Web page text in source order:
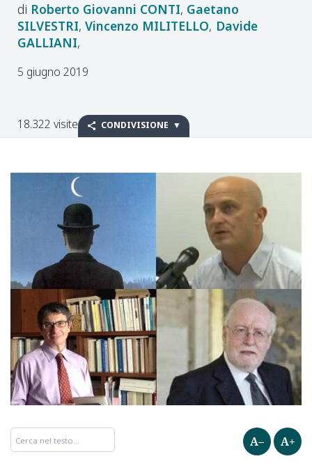
Roberto Giovanni CONTI Gaetano
SILVESTRI Vincenzo MILITELLO Davide
GALLIANI
5 giugno 2019
18.322 visite CONDIVISIONE
A– A+